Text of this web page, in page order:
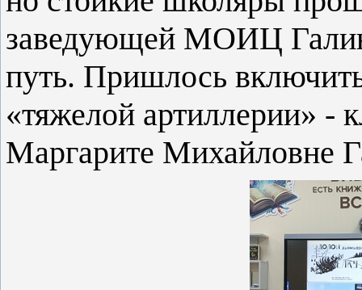
заведующей МОИЦ
путь. Пришлось
«тяжелой артиллерии» -
Маргарите Михайловне